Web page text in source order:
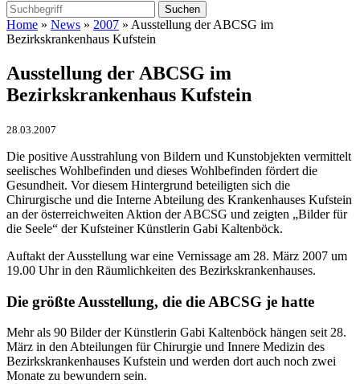
Home » News » 2007 » Ausstellung der ABCSG im
Bezirkskrankenhaus Kufstein
Ausstellung der ABCSG im
Bezirkskrankenhaus Kufstein
28.03.2007
Die positive Ausstrahlung von Bildern und Kunstobjekten vermittelt
seelisches Wohlbefinden und dieses Wohlbefinden fördert die
Gesundheit. Vor diesem Hintergrund beteiligten sich die
Chirurgische und die Interne Abteilung des Krankenhauses Kufstein
an der österreichweiten Aktion der ABCSG und zeigten „Bilder für
die Seele“ der Kufsteiner Künstlerin Gabi Kaltenböck.
Auftakt der Ausstellung war eine Vernissage am 28. März 2007 um
19.00 Uhr in den Räumlichkeiten des Bezirkskrankenhauses.
Die größte Ausstellung, die die ABCSG je hatte
Mehr als 90 Bilder der Künstlerin Gabi Kaltenböck hängen seit 28.
März in den Abteilungen für Chirurgie und Innere Medizin des
Bezirkskrankenhauses Kufstein und werden dort auch noch zwei
Monate zu bewundern sein.